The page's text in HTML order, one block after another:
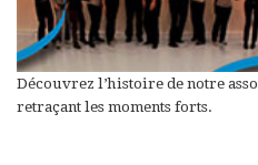
Découvrez l’histoire de notre
retraçant les moments forts.